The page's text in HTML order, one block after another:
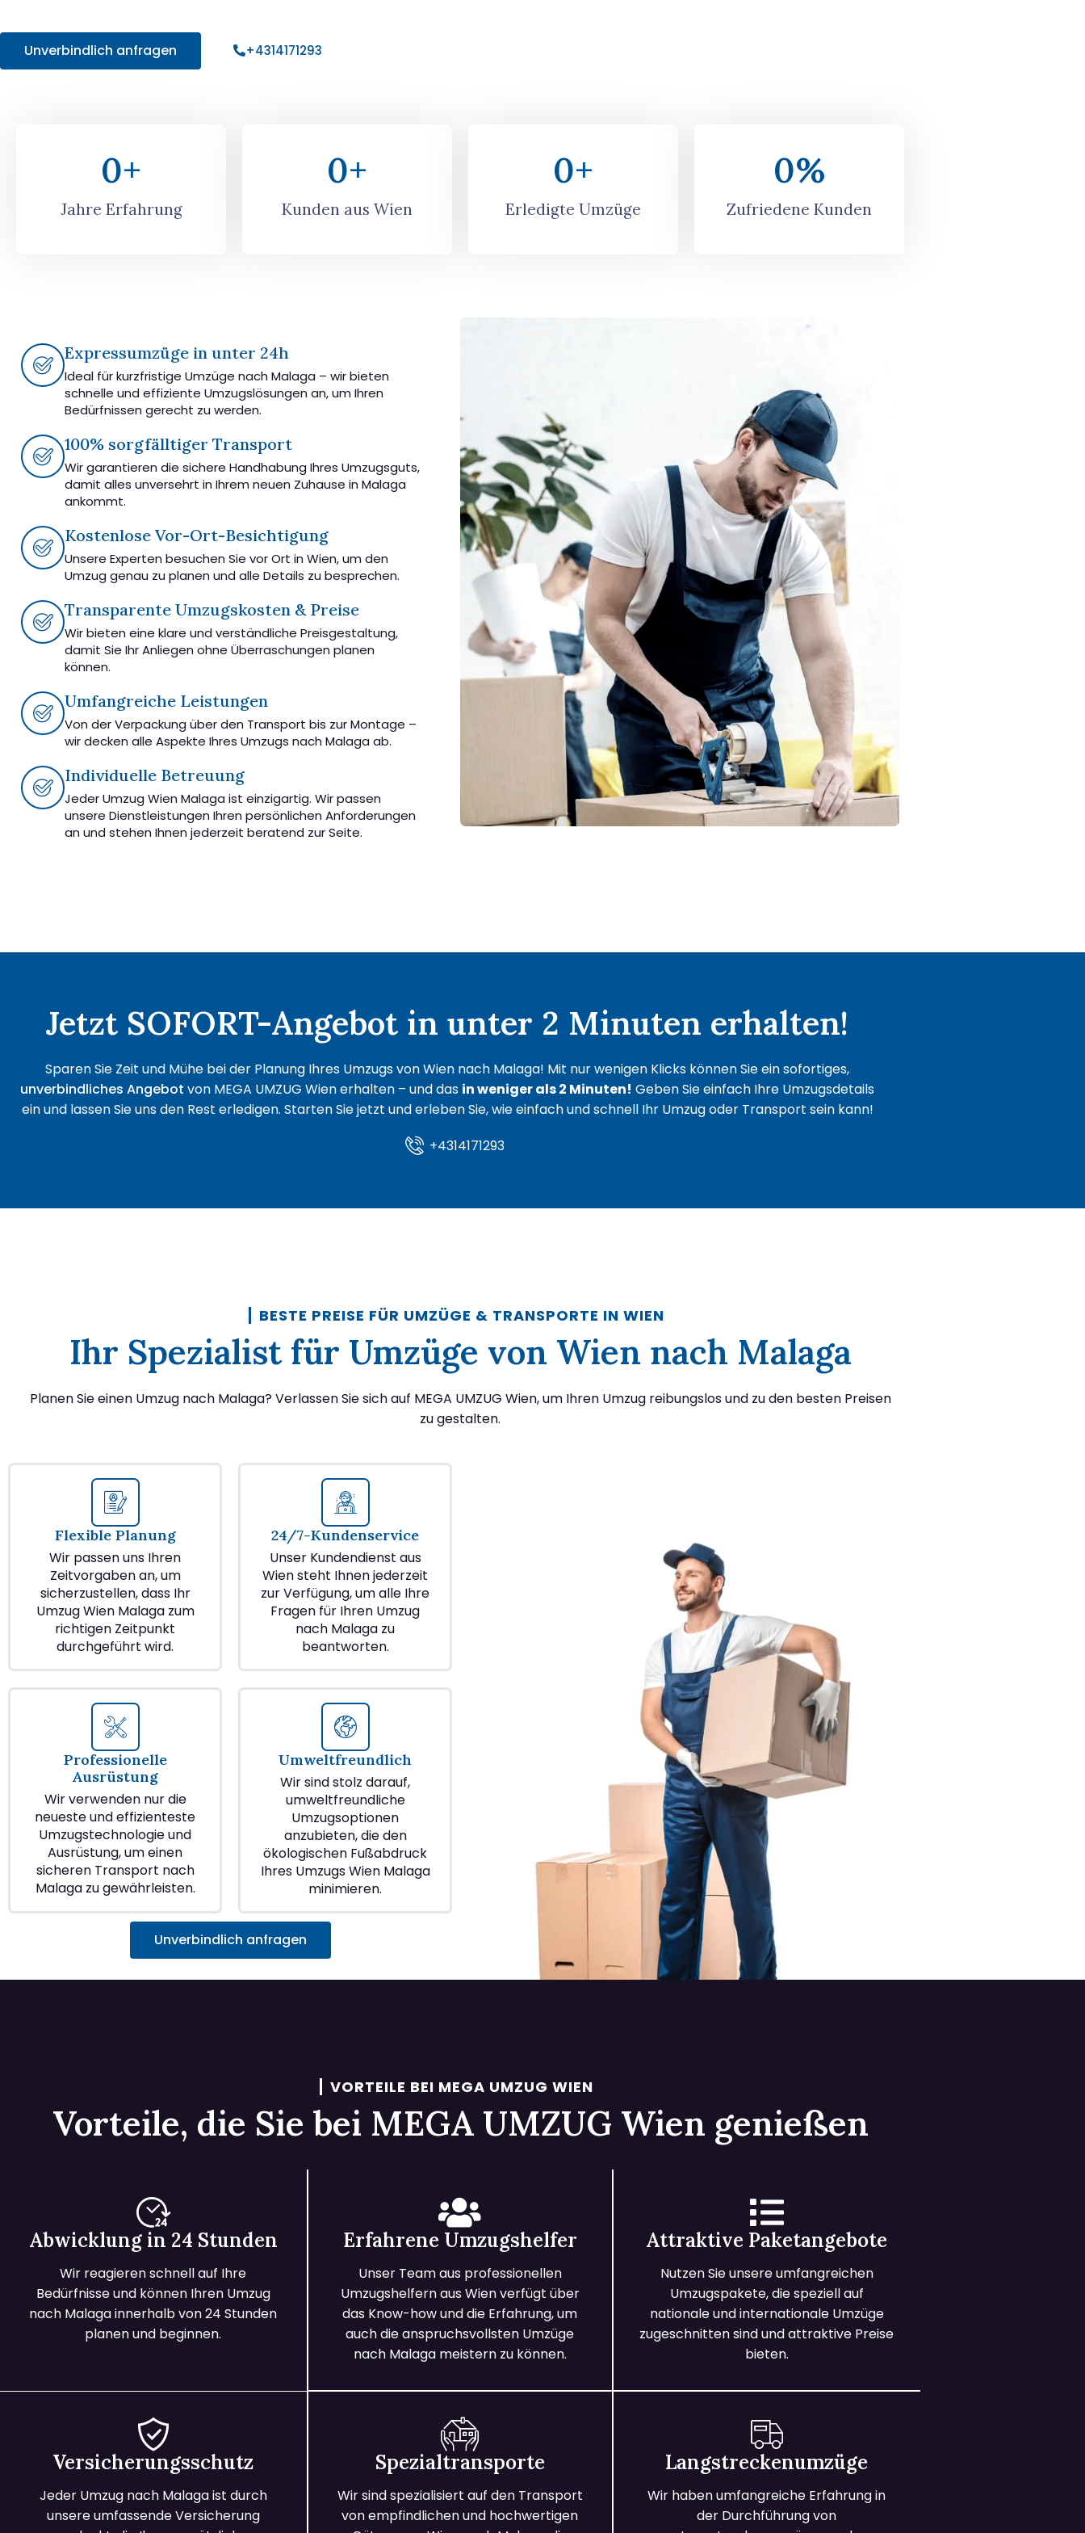
Unverbindlich anfragen +4314171293
Jahre Erfahrung
0+
Kunden aus Wien
0+
Erledigte Umzüge
0+
Zufriedene Kunden
0%
Expressumzüge in unter 24h
Ideal für kurzfristige Umzüge nach Malaga – wir bieten
schnelle und effiziente Umzugslösungen an, um Ihren
Bedürfnissen gerecht zu werden.
100% sorgfälltiger Transport
Wir garantieren die sichere Handhabung Ihres Umzugsguts,
damit alles unversehrt in Ihrem neuen Zuhause in Malaga
ankommt.
Kostenlose Vor-Ort-Besichtigung
Unsere Experten besuchen Sie vor Ort in Wien, um den
Umzug genau zu planen und alle Details zu besprechen.
Transparente Umzugskosten & Preise
Wir bieten eine klare und verständliche Preisgestaltung,
damit Sie Ihr Anliegen ohne Überraschungen planen
können.
Umfangreiche Leistungen
Von der Verpackung über den Transport bis zur Montage –
wir decken alle Aspekte Ihres Umzugs nach Malaga ab.
Individuelle Betreuung
Jeder Umzug Wien Malaga ist einzigartig. Wir passen
unsere Dienstleistungen Ihren persönlichen Anforderungen
an und stehen Ihnen jederzeit beratend zur Seite.
Jetzt SOFORT-Angebot in unter 2 Minuten erhalten!
Sparen Sie Zeit und Mühe bei der Planung Ihres Umzugs von Wien nach Malaga! Mit nur wenigen Klicks können Sie ein sofortiges,
unverbindliches Angebot von MEGA UMZUG Wien erhalten – und das in weniger als 2 Minuten! Geben Sie einfach Ihre Umzugsdetails
ein und lassen Sie uns den Rest erledigen. Starten Sie jetzt und erleben Sie, wie einfach und schnell Ihr Umzug oder Transport sein kann!
+4314171293
BESTE PREISE FÜR UMZÜGE & TRANSPORTE IN WIEN
Ihr Spezialist für Umzüge von Wien nach Malaga
Planen Sie einen Umzug nach Malaga? Verlassen Sie sich auf MEGA UMZUG Wien, um Ihren Umzug reibungslos und zu den besten Preisen
zu gestalten.
Flexible Planung
Wir passen uns Ihren
Zeitvorgaben an, um
sicherzustellen, dass Ihr
Umzug Wien Malaga zum
richtigen Zeitpunkt
durchgeführt wird.
24/7-Kundenservice
Unser Kundendienst aus
Wien steht Ihnen jederzeit
zur Verfügung, um alle Ihre
Fragen für Ihren Umzug
nach Malaga zu
beantworten.
Professionelle
Ausrüstung
Wir verwenden nur die
neueste und effizienteste
Umzugstechnologie und
Ausrüstung, um einen
sicheren Transport nach
Malaga zu gewährleisten.
Umweltfreundlich
Wir sind stolz darauf,
umweltfreundliche
Umzugsoptionen
anzubieten, die den
ökologischen Fußabdruck
Ihres Umzugs Wien Malaga
minimieren.
Unverbindlich anfragen
VORTEILE BEI MEGA UMZUG WIEN
Vorteile, die Sie bei MEGA UMZUG Wien genießen
Abwicklung in 24 Stunden
Wir reagieren schnell auf Ihre
Bedürfnisse und können Ihren Umzug
nach Malaga innerhalb von 24 Stunden
planen und beginnen.
Erfahrene Umzugshelfer
Unser Team aus professionellen
Umzugshelfern aus Wien verfügt über
das Know-how und die Erfahrung, um
auch die anspruchsvollsten Umzüge
nach Malaga meistern zu können.
Attraktive Paketangebote
Nutzen Sie unsere umfangreichen
Umzugspakete, die speziell auf
nationale und internationale Umzüge
zugeschnitten sind und attraktive Preise
bieten.
Versicherungsschutz
Jeder Umzug nach Malaga ist durch
unsere umfassende Versicherung
Spezialtransporte
Wir sind spezialisiert auf den Transport
von empfindlichen und hochwertigen
Langstreckenumzüge
Wir haben umfangreiche Erfahrung in
der Durchführung von